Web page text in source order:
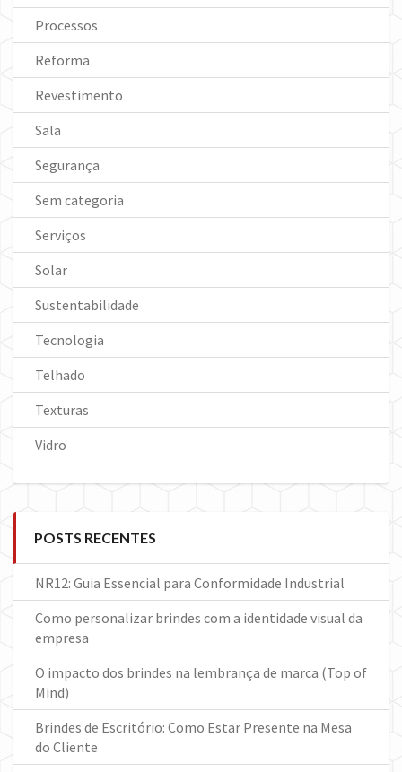
Processos
Reforma
Revestimento
Sala
Segurança
Sem categoria
Serviços
Solar
Sustentabilidade
Tecnologia
Telhado
Texturas
Vidro
POSTS RECENTES
NR12: Guia Essencial para Conformidade Industrial
Como personalizar brindes com a identidade visual da
empresa
O impacto dos brindes na lembrança de marca (Top of
Mind)
Brindes de Escritório: Como Estar Presente na Mesa
do Cliente